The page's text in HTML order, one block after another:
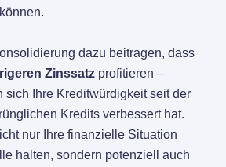
dazu beitragen, dass
Zinssatz profitieren –
sich Ihre Kreditwürdigkeit seit der
Kredits verbessert hat.
nur Ihre finanzielle Situation
halten, sondern potenziell auch